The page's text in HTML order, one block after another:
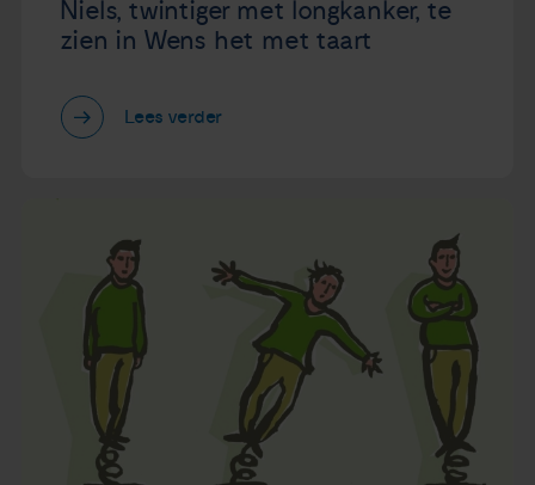
Niels, twintiger met longkanker, te
zien in Wens het met taart
Lees verder